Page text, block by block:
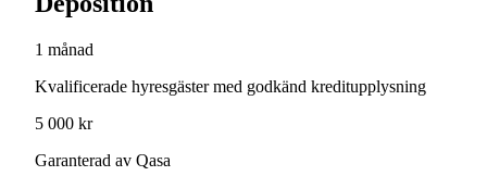
1 månad
Kvalificerade hyresgäster med godkänd kreditupplysning
5 000 kr
Garanterad av Qasa